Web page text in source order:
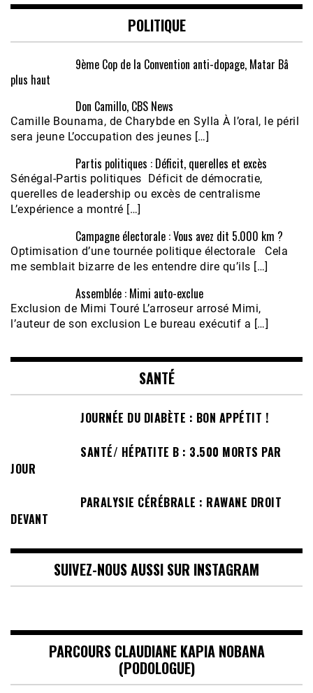
POLITIQUE
9ème Cop de la Convention anti-dopage, Matar Bâ
plus haut
Don Camillo, CBS News
Camille Bounama, de Charybde en Sylla À l’oral, le péril
sera jeune L’occupation des jeunes […]
Partis politiques : Déficit, querelles et excès
Sénégal-Partis politiques Déficit de démocratie,
querelles de leadership ou excès de centralisme
L’expérience a montré […]
Campagne électorale : Vous avez dit 5.000 km ?
Optimisation d’une tournée politique électorale Cela
me semblait bizarre de les entendre dire qu’ils […]
Assemblée : Mimi auto-exclue
Exclusion de Mimi Touré L’arroseur arrosé Mimi,
l’auteur de son exclusion Le bureau exécutif a […]
SANTÉ
JOURNÉE DU DIABÈTE : BON APPÉTIT !
SANTÉ/ HÉPATITE B : 3.500 MORTS PAR
JOUR
PARALYSIE CÉRÉBRALE : RAWANE DROIT
DEVANT
SUIVEZ-NOUS AUSSI SUR INSTAGRAM
PARCOURS CLAUDIANE KAPIA NOBANA
(PODOLOGUE)